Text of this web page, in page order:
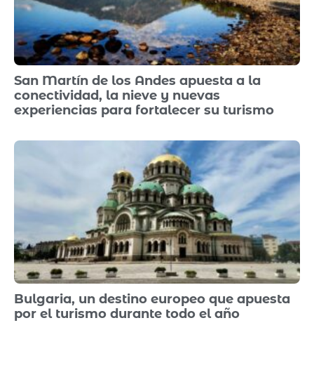
San Martín de los Andes apuesta a la
conectividad, la nieve y nuevas
experiencias para fortalecer su turismo
Bulgaria, un destino europeo que apuesta
por el turismo durante todo el año